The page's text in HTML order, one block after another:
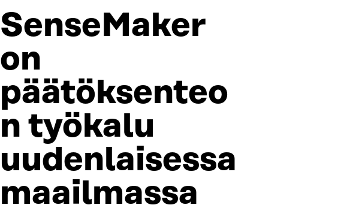
SenseMaker
on
päätöksenteo
n työkalu
uudenlaisessa
maailmassa